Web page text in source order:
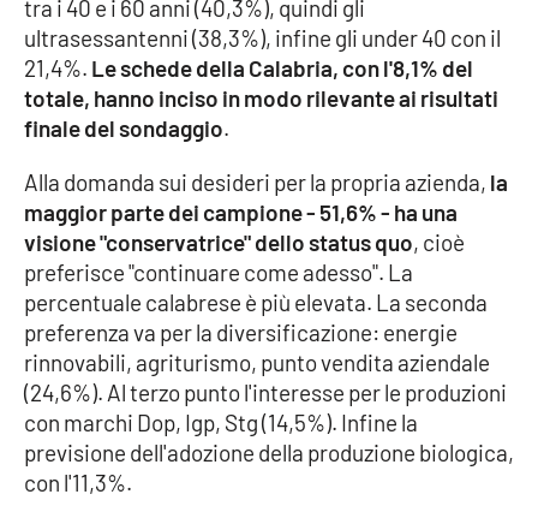
Venti di comunicazione
STREAMING
LaC Network
LaC OnAir
EDIZIONI
LOCALI
Catanzaro
Crotone
tra i 40 e i 60 anni (40,3%), quindi gli
ultrasessantenni (38,3%), infine gli under 40 con il
21,4%. Le schede della Calabria, con l'8,1% del
totale, hanno inciso in modo rilevante ai risultati
finale del sondaggio.
Alla domanda sui desideri per la propria azienda, la
maggior parte dei campione - 51,6% - ha una
visione "conservatrice" dello status quo, cioè
preferisce "continuare come adesso". La
percentuale calabrese è più elevata. La seconda
preferenza va per la diversificazione: energie
rinnovabili, agriturismo, punto vendita aziendale
(24,6%). Al terzo punto l'interesse per le produzioni
con marchi Dop, Igp, Stg (14,5%). Infine la
previsione dell'adozione della produzione biologica,
con l'11,3%.